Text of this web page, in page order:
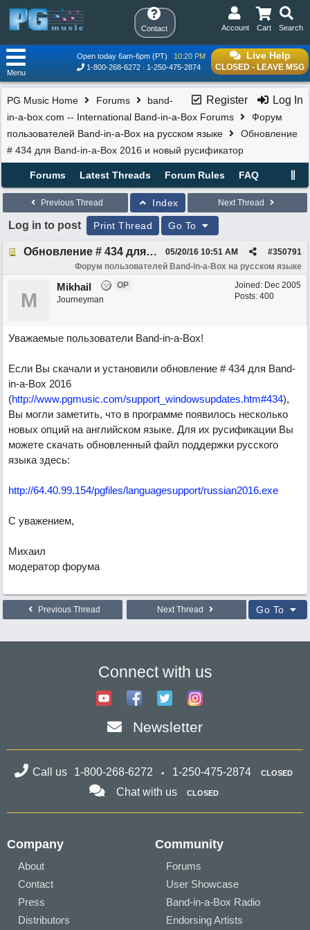
Contact Search
Cart
Account
Live Help
CLOSED - LEAVE MSG
Open today 6am-6pm (PT)
10:20 PM
1-800-268-6272
1-250-475-2874
Menu
Register Log In
PG Music Home Forums
band-
in-a-box.com -- International Band-in-a-Box Forums
Форум
пользователей Band-in-a-Box на русском языке
Обновление
# 434 для Band-in-a-Box 2016 и новый русификатор
Forums Latest Threads Forum Rules FAQ
Previous Thread Index Next Thread
Log in to post Print Thread Go To
Обновление # 434 для Band-in-a-Box 2016 и новый русификатор #350791
05/20/16 10:51 AM
Форум пользователей Band-in-a-Box на русском языке
Joined: Dec 2005
Posts: 400
M
Mikhail
OP
Journeyman
Уважаемые пользователи Band-in-a-Box!
Если Вы скачали и установили обновление # 434 для Band-
in-a-Box 2016
(http://www.pgmusic.com/support_windowsupdates.htm#434),
Вы могли заметить, что в программе появилось несколько
новых опций на английском языке. Для их русификации Вы
можете скачать обновленный файл поддержки русского
языка здесь:
http://64.40.99.154/pgfiles/languagesupport/russian2016.exe
С уважением,
Михаил
модератор форума
Previous Thread Next Thread Go To
Connect with us
Newsletter
Call us 1-800-268-6272 1-250-475-2874 CLOSED
Chat with us CLOSED
Company
About
Contact
Press
Distributors
Community
Forums
User Showcase
Band-in-a-Box Radio
Endorsing Artists